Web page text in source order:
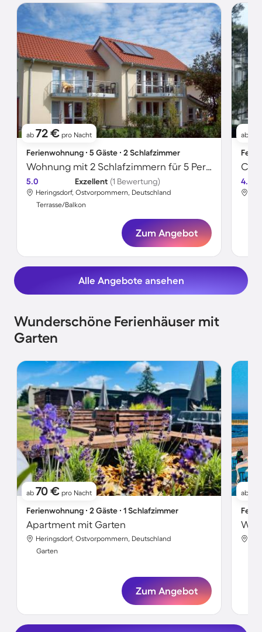
ab 72 € pro Nacht
Ferienwohnung ∙ 5 Gäste ∙ 2 Schlafzimmer
Wohnung mit 2 Schlafzimmern für 5 Personen
5.0 Exzellent (1 Bewertung)
Heringsdorf, Ostvorpommern, Deutschland
Terrasse/Balkon
Zum Angebot
ab
4.6
Alle Angebote ansehen
Wunderschöne Ferienhäuser mit
Garten
ab 70 € pro Nacht
Ferienwohnung ∙ 2 Gäste ∙ 1 Schlafzimmer
Apartment mit Garten
Heringsdorf, Ostvorpommern, Deutschland
Garten
Zum Angebot
ab